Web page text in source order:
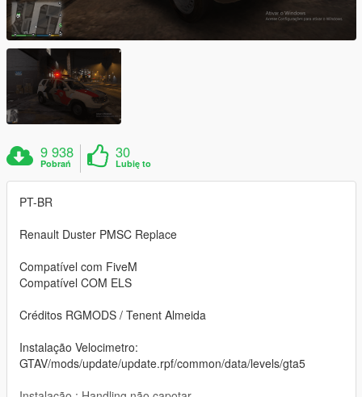
9 938
Pobrań
30
Lubię to
PT-BR
Renault Duster PMSC Replace
Compatível com FiveM
Compatível COM ELS
Créditos RGMODS / Tenent Almeida
Instalação Velocimetro:
GTAV/mods/update/update.rpf/common/data/levels/gta5